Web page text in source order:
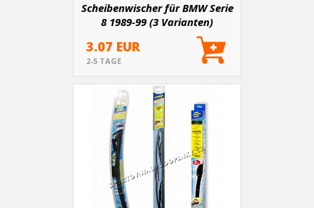
Scheibenwischer für BMW Serie
8 1989-99 (3 Varianten)
3.07 EUR
2-5 TAGE